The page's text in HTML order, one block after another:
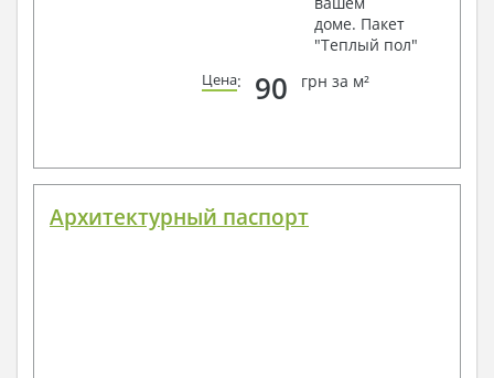
доме. Пакет
"Теплый пол"
Цена: 90 грн за м²
Архитектурный паспорт